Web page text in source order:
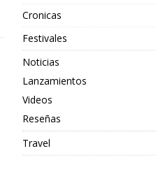
Cronicas
Festivales
Noticias
Lanzamientos
Videos
Reseñas
Travel